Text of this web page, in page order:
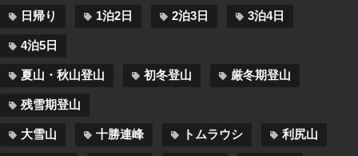
日帰り 1泊2日 2泊3日 3泊4日
4泊5日
夏山・秋山登山 初冬登山 厳冬期登山
残雪期登山
大雪山 十勝連峰 トムラウシ 利尻山